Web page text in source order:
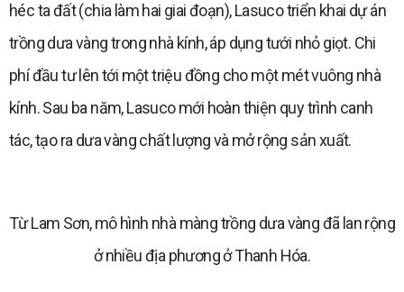
héc ta đất (chia làm hai giai đoạn), Lasuco triển khai dự án
trồng dưa vàng trong nhà kính, áp dụng tưới nhỏ giọt. Chi
phí đầu tư lên tới một triệu đồng cho một mét vuông nhà
kính. Sau ba năm, Lasuco mới hoàn thiện quy trình canh
tác, tạo ra dưa vàng chất lượng và mở rộng sản xuất.
Từ Lam Sơn, mô hình nhà màng trồng dưa vàng đã lan rộng
ở nhiều địa phương ở Thanh Hóa.